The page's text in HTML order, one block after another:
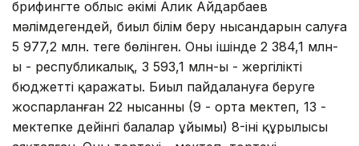
брифингте облыс әкімі Алик Айдарбаев
мәлімдегендей, биыл білім беру нысандарын салуға
5 977,2 млн. теңге бөлінген. Оның ішінде 2 384,1 млн-
ы - республикалық, 3 593,1 млн-ы - жергілікті
бюджеттің қаражаты. Биыл пайдалануға беруге
жоспарланған 22 нысанның (9 - орта мектеп, 13 -
мектепке дейінгі балалар ұйымы) 8-інің құрылысы